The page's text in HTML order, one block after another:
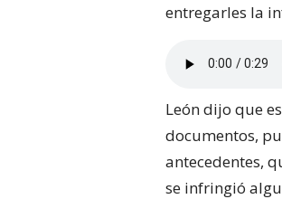
entregarles la
León dijo que
documentos,
antecedentes,
se infringió